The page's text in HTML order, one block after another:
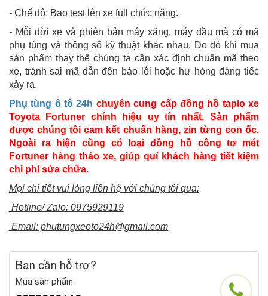
- Chế độ: Bao test lên xe full chức năng.
- Mỗi đời xe và phiên bản máy xăng, máy dầu mà có mã
phụ tùng và thông số kỹ thuật khác nhau. Do đó khi mua
sản phẩm thay thế chúng ta cần xác định chuẩn mã theo
xe, tránh sai mã dẫn đến báo lỗi hoặc hư hỏng đáng tiếc
xảy ra.
Phụ tùng ô tô 24h chuyên cung cấp đồng hồ taplo xe
Toyota Fortuner chính hiệu uy tín nhất. Sản phẩm
được chúng tôi cam kết chuẩn hãng, zin từng con ốc.
Ngoài ra hiện cũng có loại đồng hồ công tơ mét
Fortuner hàng tháo xe, giúp quí khách hàng tiết kiệm
chi phí sửa chữa.
Mọi chi tiết vui lòng liên hệ với chúng tôi qua:
Hotline/ Zalo: 0975929119
Email: phutungxeoto24h@gmail.com
Bạn cần hỗ trợ?
Mua sản phẩm